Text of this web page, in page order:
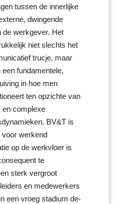
tussen de innerlijke
dwingende
de werkgever. Het
niet slechts het
trucje, maar
fundamentele,
in hoe men
ten opzichte van
en complexe
BV&T is
voor werkend
op de werkvloer is
te
sterk vergroot
en medewerkers
een vroeg stadium de-